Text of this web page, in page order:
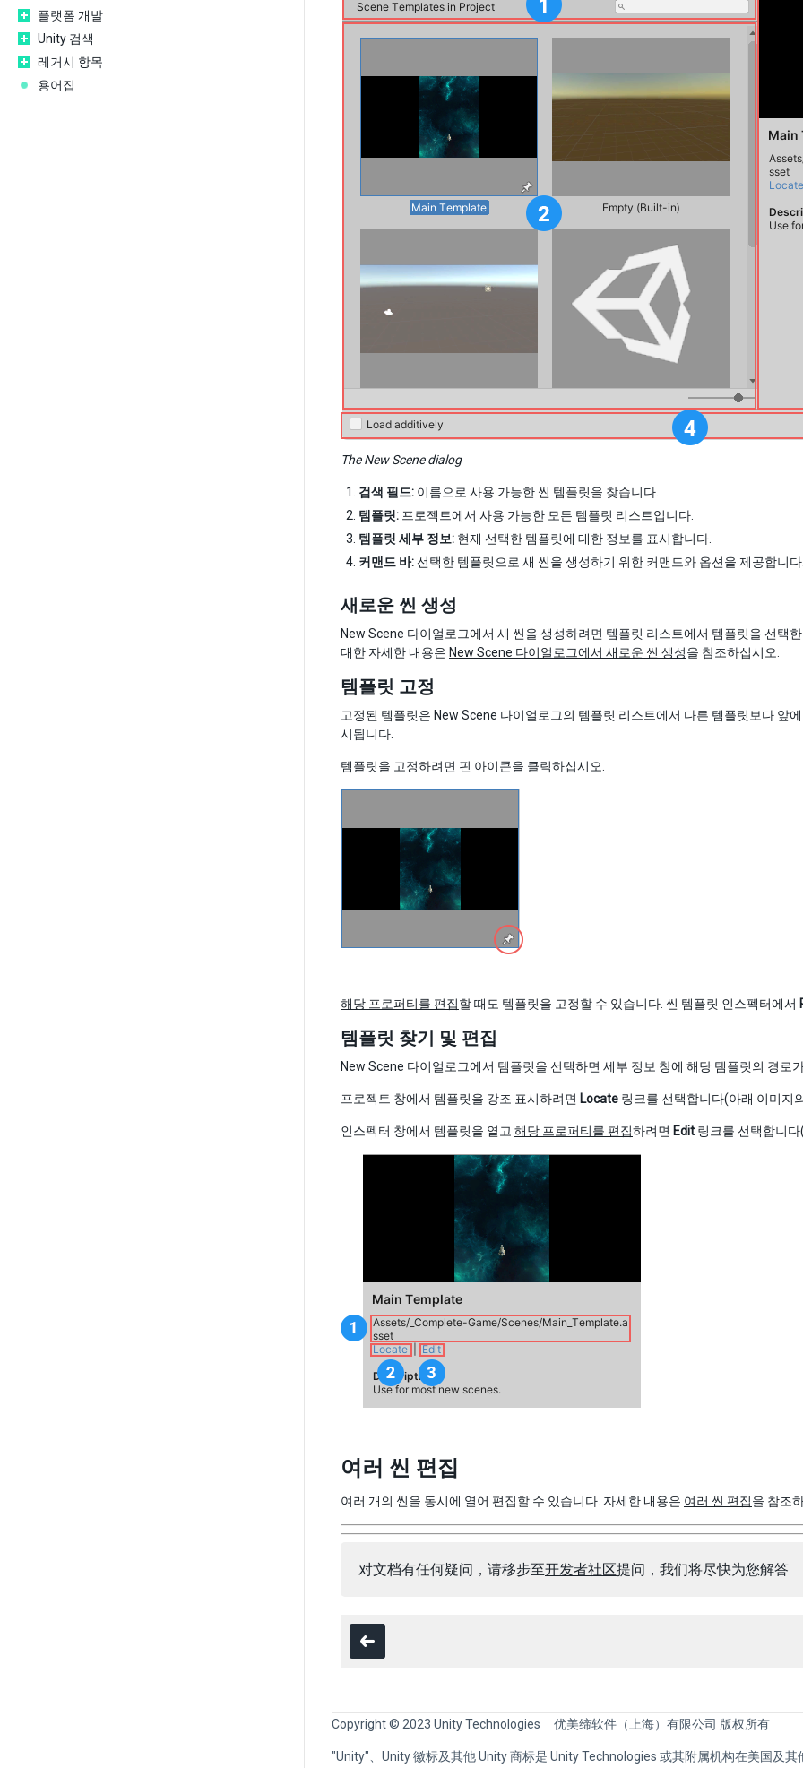
플랫폼 개발
Unity 검색
레거시 항목
용어집
The New Scene dialog
검색 필드: 이름으로 사용 가능한 씬 템플릿을 찾습니다.
템플릿: 프로젝트에서 사용 가능한 모든 템플릿 리스트입니다.
템플릿 세부 정보: 현재 선택한 템플릿에 대한 정보를 표시합니다.
커맨드 바:선택한 템플릿으로 새 씬을 생성하기 위한 커맨드와 옵션을 제공합니
새로운 씬 생성
New Scene 다이얼로그에서 새 씬을 생성하려면 템플릿 리스트에서 템플릿을 선택
대한 자세한 내용은 New Scene 다이얼로그에서 새로운 씬 생성을 참조하십시오.
템플릿 고정
고정된 템플릿은 New Scene 다이얼로그의 템플릿 리스트에서 다른 템플릿보다 앞
시됩니다.
템플릿을 고정하려면 핀 아이콘을 클릭하십시오.
해당 프로퍼티를 편집할 때도 템플릿을 고정할 수 있습니다. 씬 템플릿 인스펙터에서
템플릿 찾기 및 편집
New Scene 다이얼로그에서 템플릿을 선택하면 세부 정보 창에 해당 템플릿의 경로
프로젝트 창에서 템플릿을 강조 표시하려면 Locate 링크를 선택합니다(아래 이미지
인스펙터 창에서 템플릿을 열고 해당 프로퍼티를 편집하려면 Edit 링크를 선택합니
여러 씬 편집
여러 개의 씬을 동시에 열어 편집할 수 있습니다. 자세한 내용은 여러 씬 편집을 참조
对文档有任何疑问，请移步至开发者社区提问，我们将尽快为您解答
Copyright © 2023 Unity Technologies 优美缔软件（上海）有限公司 版权所有
"Unity"、Unity 徽标及其他 Unity 商标是 Unity Technologies 或其附属机构在美国及其